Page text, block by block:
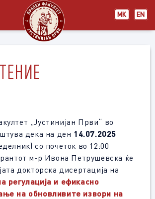
МК EN
„Јустинијан Први“ во
дека на ден 14.07.2025
со почеток во 12:00
м-р Ивона Петрушевска ќе
докторска дисертација на
регулација и ефикасно
на обновливите извори на